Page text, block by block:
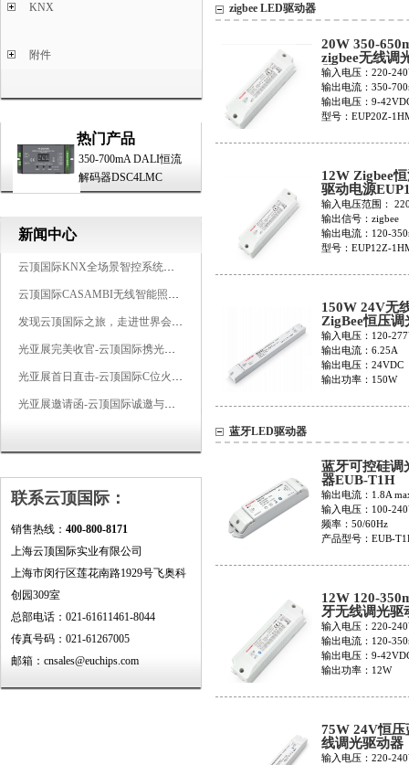
KNX
附件
热门产品
350-700mA DALI恒流
解码器DSC4LMC
新闻中心
云顶国际KNX全场景智控系统，创造无限美好智慧生活
云顶国际CASAMBI无线智能照明系统，让无线更无限
发现云顶国际之旅，走进世界会客厅，邂逅灯光与建筑的浪漫交响
光亚展完美收官-云顶国际携光而来，载誉而归！共鉴高光时刻
光亚展首日直击-云顶国际C位火爆吸睛，星光夜聚燃爆全场
光亚展邀请函-云顶国际诚邀与您相约2025广州国际照明展览会
联系云顶国际：
销售热线： 400-800-8171
上海云顶国际实业有限公司
上海市闵行区莲花南路1929号飞奥科
创园309室
总部电话：021-61611461-8044
传真号码：021-61267005
邮箱：cnsales@euchips.com
zigbee LED驱动器
20W 350-
zigbee无线调
器EUP20Z-
输入电压：220-
输出电流：350-
输出电压：9-
型号：EUP20Z-
12W Zigbee
驱动电源
1HMC
输入电压范围：
输出信号：zigbee
输出电流：120-
型号：EUP12Z-
150W 24V无
ZigBee恒压调
LCP150Z-
输入电压：120-
输出电流：6.25A
输出电压：24VDC
输出功率：150W
蓝牙LED驱动器
蓝牙可控硅调
器EUB-T1H
输出电流：1.8A
输入电压：100-
频率：50/60Hz
产品型号：EUB-
12W 120-
牙无线调光驱
EUP12B-
输入电压：220-
输出电流：120-
输出电压：9-
输出功率：12W
75W 24V恒压
线调光驱动器
LCP75B-
输入电压：220-